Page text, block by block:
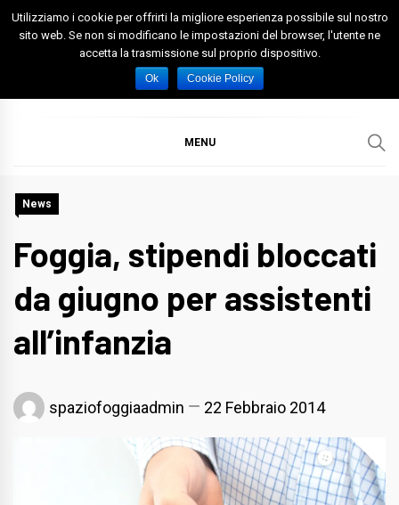
Skip
Spazio Foggia
Foggia News Calcio Eventi e Attività nella Capitanata
MENU
News
Foggia, stipendi bloccati
da giugno per assistenti
all’infanzia
spaziofoggiaadmin 22 Febbraio 2014
Utilizziamo i cookie per offrirti la migliore esperienza possibile sul nostro
sito web. Se non si modificano le impostazioni del browser, l'utente ne
accetta la trasmissione sul proprio dispositivo.
Ok Cookie Policy